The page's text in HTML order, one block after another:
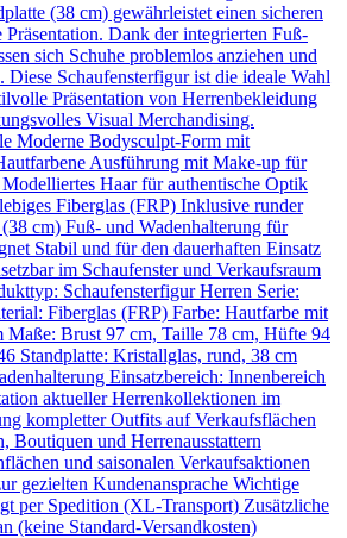
(38 cm) gewährleistet einen sicheren
Präsentation. Dank der integrierten Fuß-
sich Schuhe problemlos anziehen und
Diese Schaufensterfigur ist die ideale Wahl
Präsentation von Herrenbekleidung
Visual Merchandising.
Moderne Bodysculpt-Form mit
Ausführung mit Make-up für
Haar für authentische Optik
Fiberglas (FRP) Inklusive runder
cm) Fuß- und Wadenhalterung für
Stabil und für den dauerhaften Einsatz
im Schaufenster und Verkaufsraum
Schaufensterfigur Herren Serie:
Fiberglas (FRP) Farbe: Hautfarbe mit
Maße: Brust 97 cm, Taille 78 cm, Hüfte 94
Standplatte: Kristallglas, rund, 38 cm
Einsatzbereich: Innenbereich
aktueller Herrenkollektionen im
kompletter Outfits auf Verkaufsflächen
Boutiquen und Herrenausstattern
und saisonalen Verkaufsaktionen
gezielten Kundenansprache Wichtige
per Spedition (XL-Transport) Zusätzliche
(keine Standard-Versandkosten)